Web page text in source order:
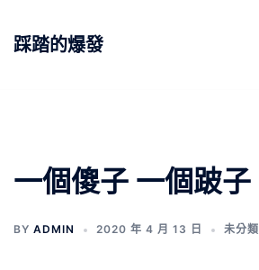
踩踏的爆發
一個傻子 一個跛子
BY ADMIN 2020 年 4 月 13 日 未分類